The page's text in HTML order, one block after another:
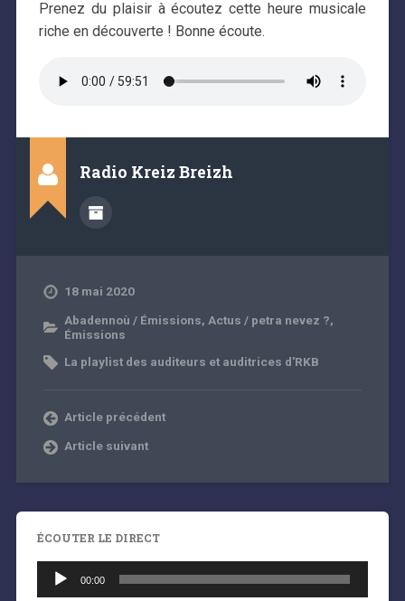
Prenez du plaisir à écoutez cette heure musicale
riche en découverte ! Bonne écoute.
Radio Kreiz Breizh
18 mai 2020
Abadennoù / Émissions, Actus / petra nevez ?,
Émissions
La playlist des auditeurs et auditrices d'RKB
Article précédent
Article suivant
ÉCOUTER LE DIRECT
audio
00:00